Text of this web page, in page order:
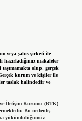
veya şahıs şirketi ile
makaleler
olup, gerçek
kurum ve kişiler ile
taslak halindedir ve
ve İletişim Kurumu (BTK)
Bu nedenle,
yükümlülüğümüz